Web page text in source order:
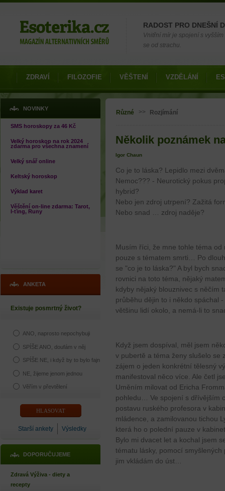
RADOST PRO DNEŠNÍ
Vnitřní mír je spojení s
se od strachu.
ZDRAVÍ FILOZOFIE VĚŠTENÍ VZDĚLÁNÍ
NOVINKY
SMS horoskopy za 46 Kč
Velký horoskop na rok 2024
zdarma pro všechna znamení
Velký snář online
Keltský horoskop
Výklad karet
Věštění on-line zdarma: Tarot,
I-ťing, Runy
ANKETA
Existuje posmrtný život?
ANO, naprosto nepochybuji
SPÍŠE ANO, doufám v něj
SPÍŠE NE, i když by to bylo fajn
NE, žijeme jenom jednou
Věřím v převtělení
Starší ankety Výsledky
DOPORUČUJEME
Zdravá Výživa - diety a
recepty
Jste zde
Různé >> Rozjímání
Několik poznámek
Igor Chaun
Co je to láska? Lepidlo mezi
Nemoc??? - Neurotický pokus
hybrid?
Nebo jen zdroj utrpení? Zažitá
Nebo snad … zdroj naděje?
Musím říci, že mne tohle téma
pouze s tématem smrti… Po
se "co je to láska?" A byl bych
rovnici na toto téma, nějaký
kdyby nějaký blouznivec s něčím
průběhu dějin to i někdo spáchal
většinu lidí okolo, a nemá-li to
Když jsem dospíval, měl jsem
v pubertě a téma ženy slušelo se
zájem o jeden konkrétní tělesný
manifestoval něco více. Ale četl
Uměním milovat od Ericha
pohledu… Ve spojení s dřívějším
postavu ruského profesora v
mládence, a zamilovanou tichou
která ho o polední pauze v
Bylo mi dvacet let a kochal jsem
tématu lásky, pomocí
jim vkládám do úst…